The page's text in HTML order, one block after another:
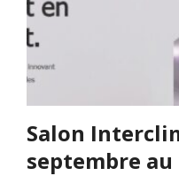
Salon
septembre